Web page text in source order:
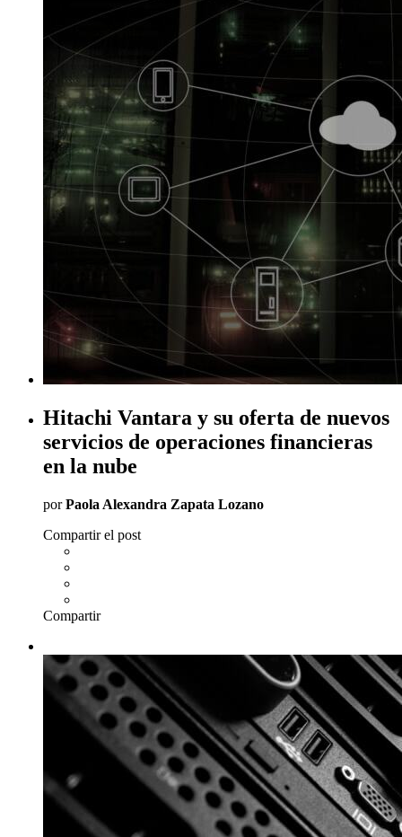
Hitachi Vantara y su oferta de nuevos
servicios de operaciones financieras
en la nube
porPaola Alexandra Zapata Lozano
Compartir el post
Compartir